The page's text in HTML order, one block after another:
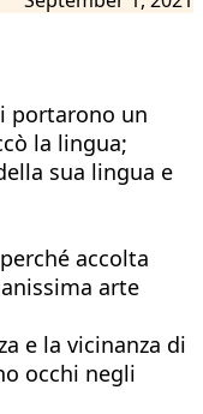
portarono un
la lingua;
sua lingua e
accolta
arte
e la vicinanza di
occhi negli